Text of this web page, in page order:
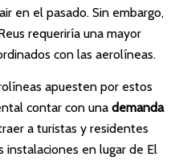
en el pasado. Sin embargo,
requeriría una mayor
con las aerolíneas.
apuesten por estos
contar con una demanda
a turistas y residentes
instalaciones en lugar de El